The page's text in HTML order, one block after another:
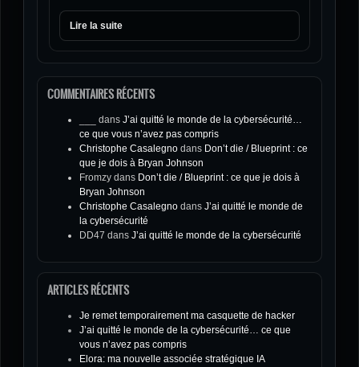
Lire la suite
COMMENTAIRES RÉCENTS
dans J’ai quitté le monde de la cybersécurité…
ce que vous n’avez pas compris
Christophe Casalegno dans Don’t die / Blueprint : ce
que je dois à Bryan Johnson
Fromzy dans Don’t die / Blueprint : ce que je dois à
Bryan Johnson
Christophe Casalegno dans J’ai quitté le monde de
la cybersécurité
DD47 dans J’ai quitté le monde de la cybersécurité
ARTICLES RÉCENTS
Je remet temporairement ma casquette de hacker
J’ai quitté le monde de la cybersécurité… ce que
vous n’avez pas compris
Elora: ma nouvelle associée stratégique IA